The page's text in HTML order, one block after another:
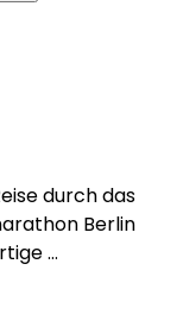
durch das
Berlin
…